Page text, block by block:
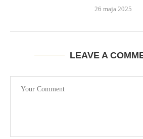
26 maja 2025
LEAVE A